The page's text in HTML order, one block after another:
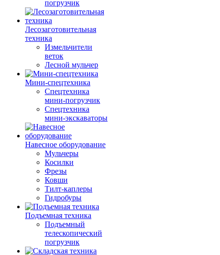
погрузчик
Лесозаготовительная
техника
Измельчители
веток
Лесной мульчер
Мини-спецтехника
Спецтехника
мини-погрузчик
Спецтехника
мини-экскаваторы
Навесное оборудование
Мульчеры
Косилки
Фрезы
Ковши
Тилт-каплеры
Гидробуры
Подъемная техника
Подъемный
телескопический
погрузчик